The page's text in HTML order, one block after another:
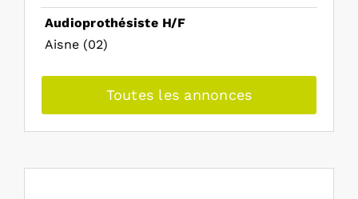
Audioprothésiste H/F
Aisne (02)
Toutes les annonces